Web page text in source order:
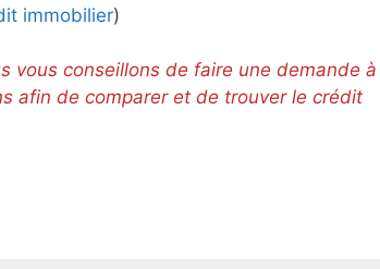
immobilier)
vous conseillons de faire une demande à
afin de comparer et de trouver le crédit